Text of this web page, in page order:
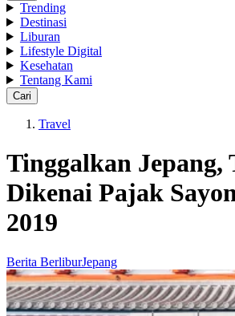
Trending
Destinasi
Liburan
Lifestyle Digital
Kesehatan
Tentang Kami
Cari
Travel
Tinggalkan Jepang,
Dikenai Pajak
2019
Berita BerliburJepang